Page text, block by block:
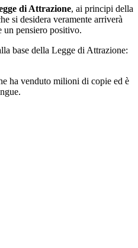
di Attrazione, ai principi della
si desidera veramente arriverà
un pensiero positivo.
base della Legge di Attrazione:
ha venduto milioni di copie ed è